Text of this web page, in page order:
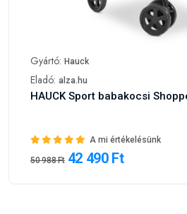
Gyártó: Hauck
Eladó: alza.hu
HAUCK Sport babakocsi
A mi értékelésünk
50 988 Ft 42 490 Ft